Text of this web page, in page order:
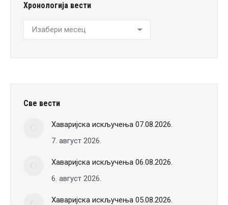
Хронологија вести
Хронологија
вести
Све вести
Хаваријска искључења 07.08.2026.
7. август 2026.
Хаваријска искључења 06.08.2026.
6. август 2026.
Хаваријска искључења 05.08.2026.